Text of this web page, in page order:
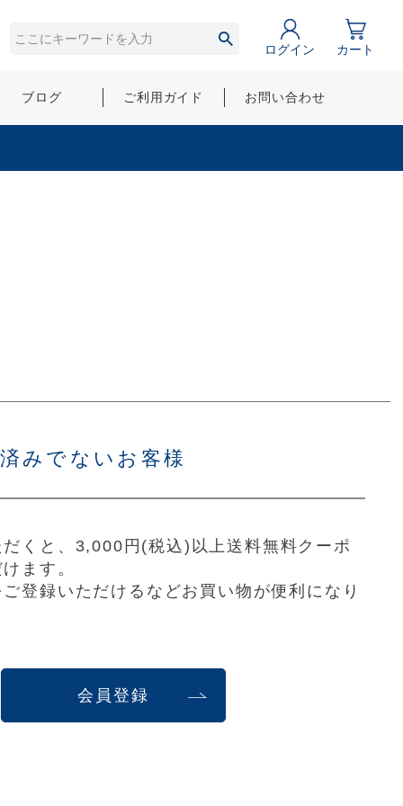
ログイン カート
ブログ ご利用ガイド お問い合わせ
みでないお客様
くと、3,000円(税込)以上送料無料クーポ
ます。
登録いただけるなどお買い物が便利になり
会員登録